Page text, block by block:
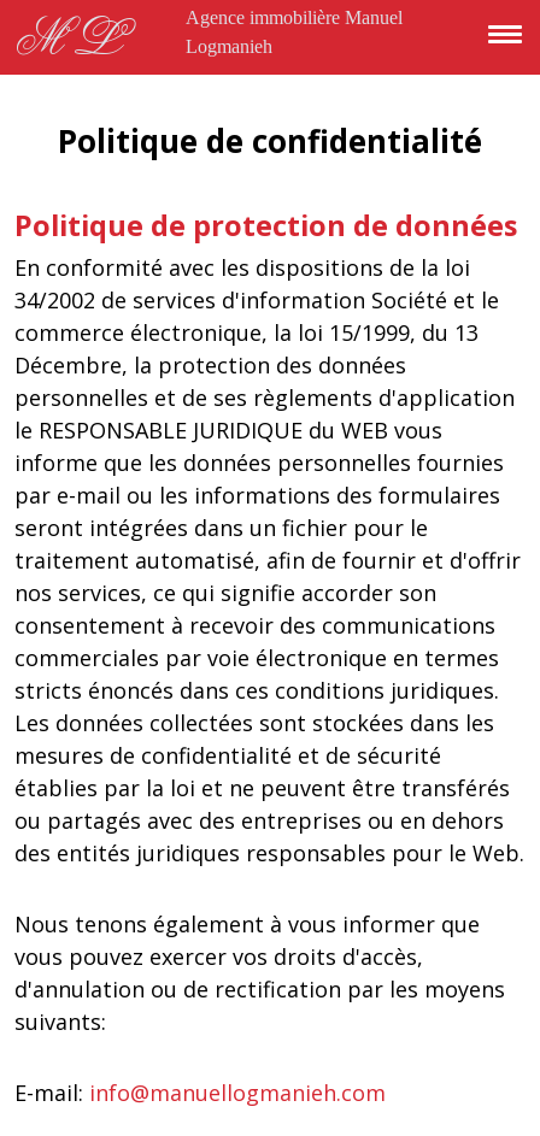
Aller au contenu principal
ML
Agence immobilière Manuel
Logmanieh
Politique de confidentialité
Politique de protection de données
En conformité avec les dispositions de la loi
34/2002 de services d'information Société et le
commerce électronique, la loi 15/1999, du 13
Décembre, la protection des données
personnelles et de ses règlements d'application
le RESPONSABLE JURIDIQUE du WEB vous
informe que les données personnelles fournies
par e-mail ou les informations des formulaires
seront intégrées dans un fichier pour le
traitement automatisé, afin de fournir et d'offrir
nos services, ce qui signifie accorder son
consentement à recevoir des communications
commerciales par voie électronique en termes
stricts énoncés dans ces conditions juridiques.
Les données collectées sont stockées dans les
mesures de confidentialité et de sécurité
établies par la loi et ne peuvent être transférés
ou partagés avec des entreprises ou en dehors
des entités juridiques responsables pour le Web.
Nous tenons également à vous informer que
vous pouvez exercer vos droits d'accès,
d'annulation ou de rectification par les moyens
suivants:
E-mail: info@manuellogmanieh.com